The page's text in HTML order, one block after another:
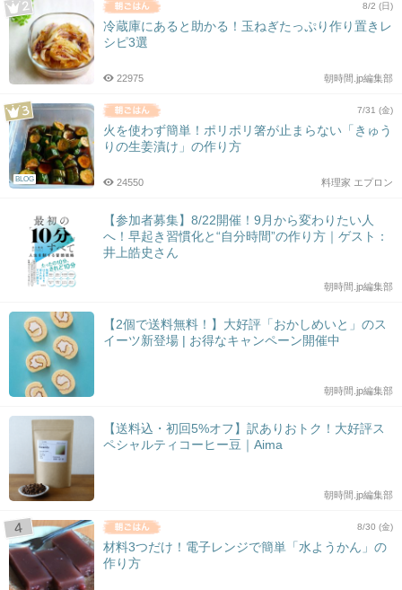
8/2 (日)
冷蔵庫にあると助かる！玉ねぎたっぷり作り置きレ
シピ3選
朝時間.jp編集部
22975
BLOG
7/31 (金)
火を使わず簡単！ポリポリ箸が止まらない「きゅう
りの生姜漬け」の作り方
料理家 エプロン
24550
【参加者募集】8/22開催！9月から変わりたい人
へ！早起き習慣化と“自分時間”の作り方｜ゲスト：
井上皓史さん
朝時間.jp編集部
【2個で送料無料！】大好評「おかしめいと」のス
イーツ新登場 | お得なキャンペーン開催中
朝時間.jp編集部
【送料込・初回5%オフ】訳ありおトク！大好評ス
ペシャルティコーヒー豆｜Aima
朝時間.jp編集部
8/30 (金)
材料3つだけ！電子レンジで簡単「水ようかん」の
作り方